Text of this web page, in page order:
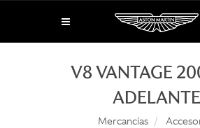
V8 VANTAGE
ADELANTE
Mercancías